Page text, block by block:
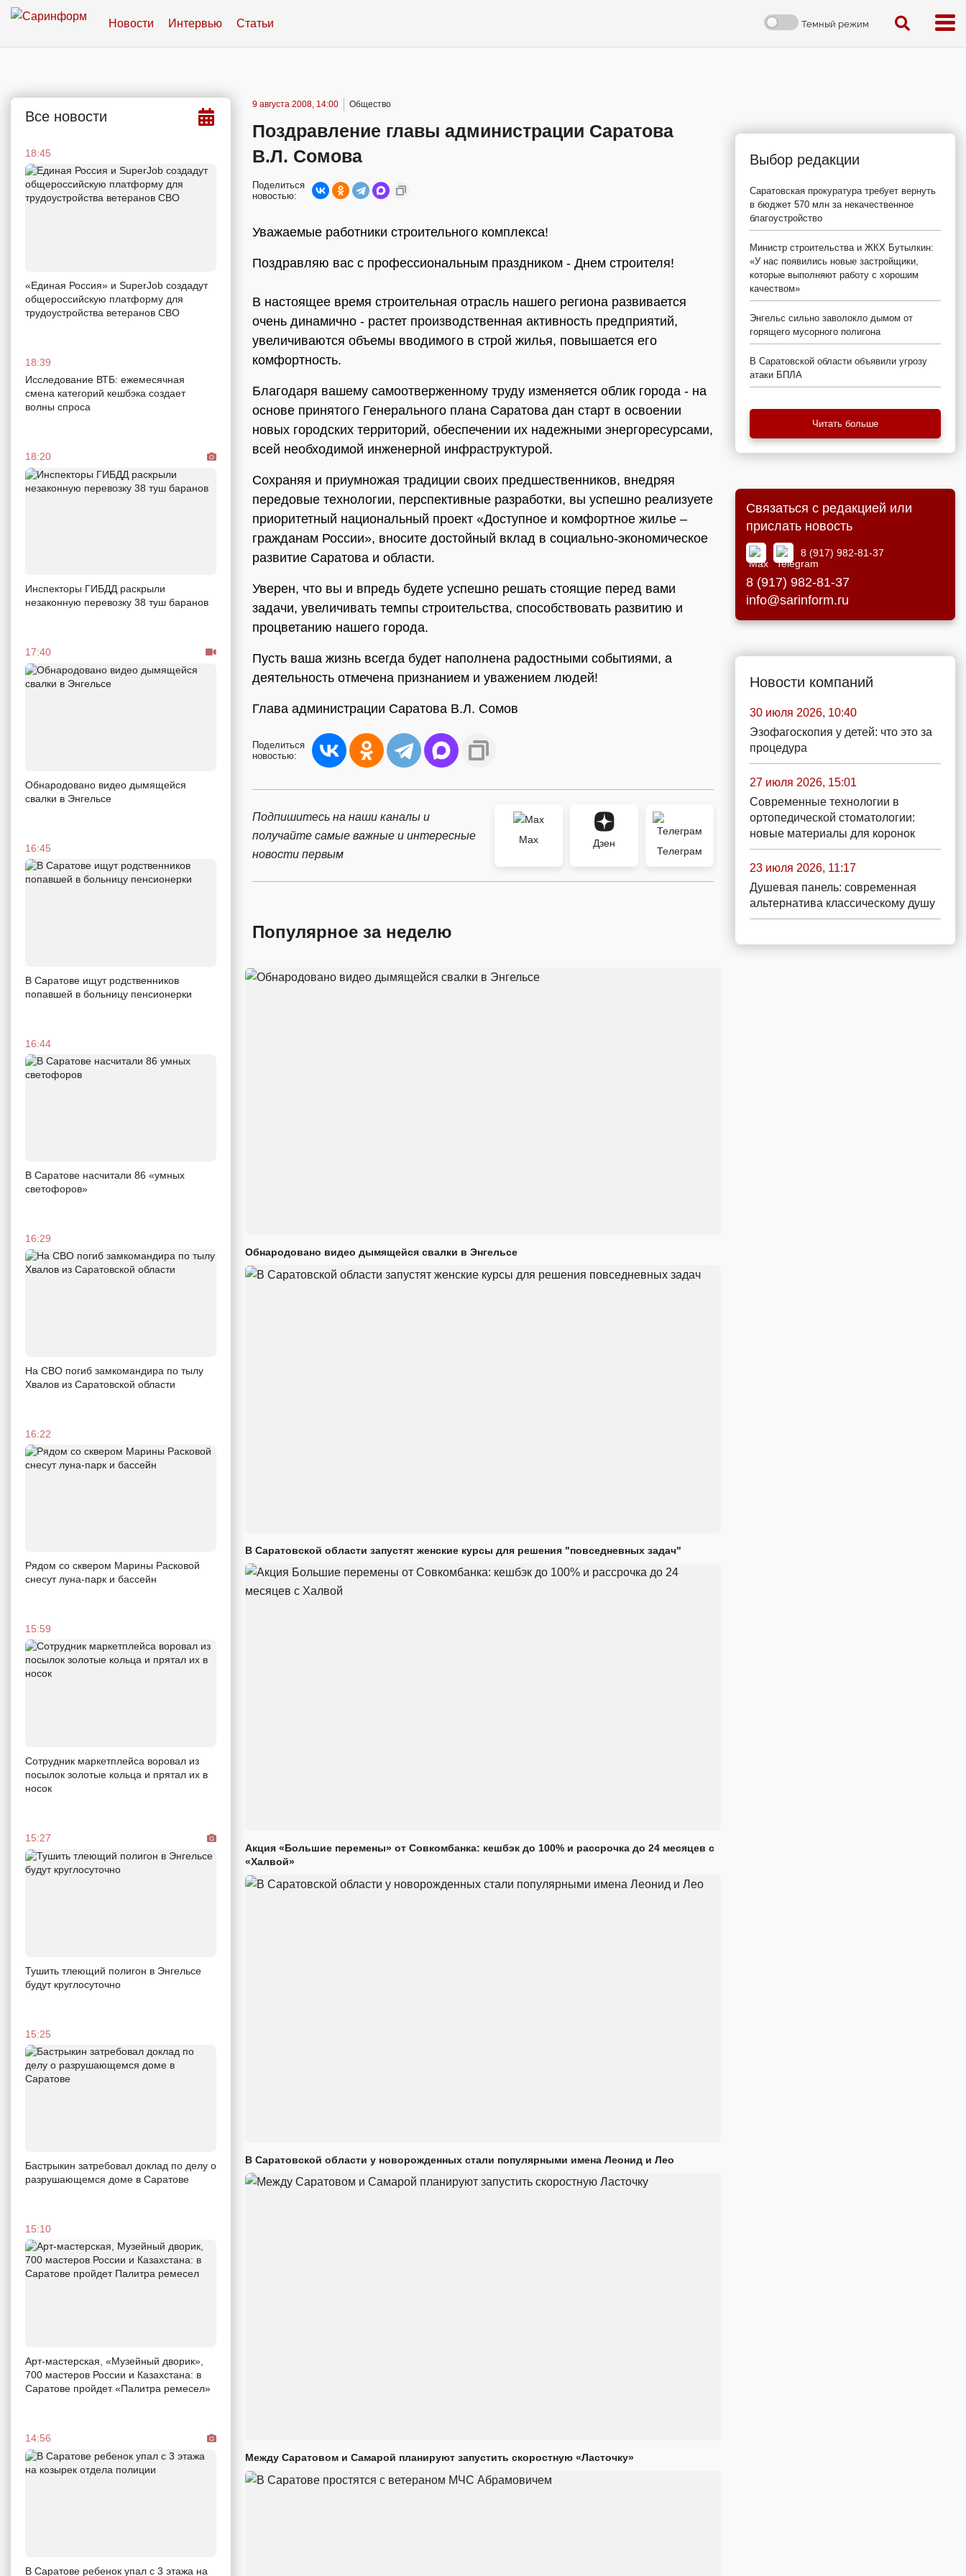
Новости Интервью Статьи Темный режим
Все новости
18:45
«Единая Россия» и SuperJob создадут
общероссийскую платформу для
трудоустройства ветеранов СВО
18:39
Исследование ВТБ: ежемесячная
смена категорий кешбэка создает
волны спроса
18:20
Инспекторы ГИБДД раскрыли
незаконную перевозку 38 туш баранов
17:40
Обнародовано видео дымящейся
свалки в Энгельсе
16:45
В Саратове ищут родственников
попавшей в больницу пенсионерки
16:44
В Саратове насчитали 86 «умных
светофоров»
16:29
На СВО погиб замкомандира по тылу
Хвалов из Саратовской области
16:22
Рядом со сквером Марины Расковой
снесут луна-парк и бассейн
15:59
Сотрудник маркетплейса воровал из
посылок золотые кольца и прятал их в
носок
15:27
Тушить тлеющий полигон в Энгельсе
будут круглосуточно
15:25
Бастрыкин затребовал доклад по делу о
разрушающемся доме в Саратове
15:10
Арт-мастерская, «Музейный дворик»,
700 мастеров России и Казахстана: в
Саратове пройдет «Палитра ремесел»
14:56
В Саратове ребенок упал с 3 этажа на
9 августа 2008, 14:00 Общество
Поздравление главы администрации Саратова
В.Л. Сомова
Поделиться
новостью:
Уважаемые работники строительного комплекса!
Поздравляю вас с профессиональным праздником - Днем строителя!
В настоящее время строительная отрасль нашего региона развивается
очень динамично - растет производственная активность предприятий,
увеличиваются объемы вводимого в строй жилья, повышается его
комфортность.
Благодаря вашему самоотверженному труду изменяется облик города - на
основе принятого Генерального плана Саратова дан старт в освоении
новых городских территорий, обеспечении их надежными энергоресурсами,
всей необходимой инженерной инфраструктурой.
Сохраняя и приумножая традиции своих предшественников, внедряя
передовые технологии, перспективные разработки, вы успешно реализуете
приоритетный национальный проект «Доступное и комфортное жилье –
гражданам России», вносите достойный вклад в социально-экономическое
развитие Саратова и области.
Уверен, что вы и впредь будете успешно решать стоящие перед вами
задачи, увеличивать темпы строительства, способствовать развитию и
процветанию нашего города.
Пусть ваша жизнь всегда будет наполнена радостными событиями, а
деятельность отмечена признанием и уважением людей!
Глава администрации Саратова В.Л. Сомов
Поделиться
новостью:
Подпишитесь на наши каналы и
получайте самые важные и интересные
новости первым
Max Дзен
Телеграм
Популярное за неделю
Обнародовано видео дымящейся свалки в Энгельсе
В Саратовской области запустят женские курсы для решения "повседневных задач"
Акция «Большие перемены» от Совкомбанка: кешбэк до 100% и рассрочка до 24 месяцев с
«Халвой»
В Саратовской области у новорожденных стали популярными имена Леонид и Лео
Между Саратовом и Самарой планируют запустить скоростную «Ласточку»
Выбор редакции
Саратовская прокуратура требует вернуть
в бюджет 570 млн за некачественное
благоустройство
Министр строительства и ЖКХ Бутылкин:
«У нас появились новые застройщики,
которые выполняют работу с хорошим
качеством»
Энгельс сильно заволокло дымом от
горящего мусорного полигона
В Саратовской области объявили угрозу
атаки БПЛА
Читать больше
Связаться с редакцией или
прислать новость
8 (917) 982-81-37
8 (917) 982-81-37
info@sarinform.ru
Новости компаний
30 июля 2026, 10:40
Эзофагоскопия у детей: что это за
процедура
27 июля 2026, 15:01
Современные технологии в
ортопедической стоматологии:
новые материалы для коронок
23 июля 2026, 11:17
Душевая панель: современная
альтернатива классическому душу